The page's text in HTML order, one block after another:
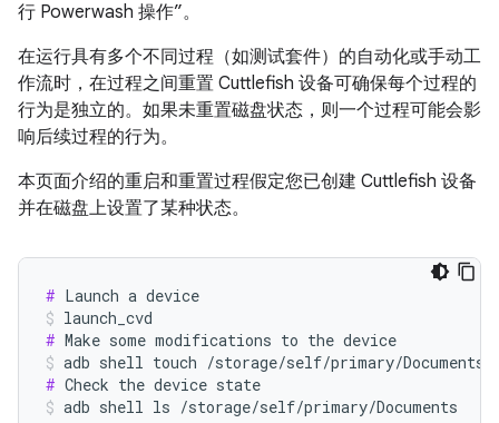
行 Powerwash 操作”。
在运行具有多个不同过程（如测试套件）的自动化或手动工
作流时，在过程之间重置 Cuttlefish 设备可确保每个过程的
行为是独立的。如果未重置磁盘状态，则一个过程可能会影
响后续过程的行为。
本页面介绍的重启和重置过程假定您已创建 Cuttlefish 设备
并在磁盘上设置了某种状态。
#
launch_cvd
#
adb shell touch /storage/self/primary/
#
adb shell ls /storage/self/primary/Documents